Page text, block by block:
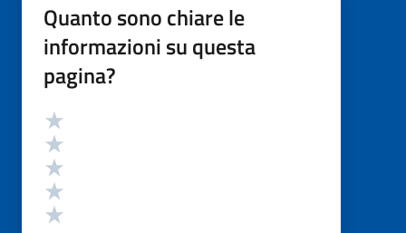
Quanto sono chiare le
informazioni su questa
pagina?
Valutazione